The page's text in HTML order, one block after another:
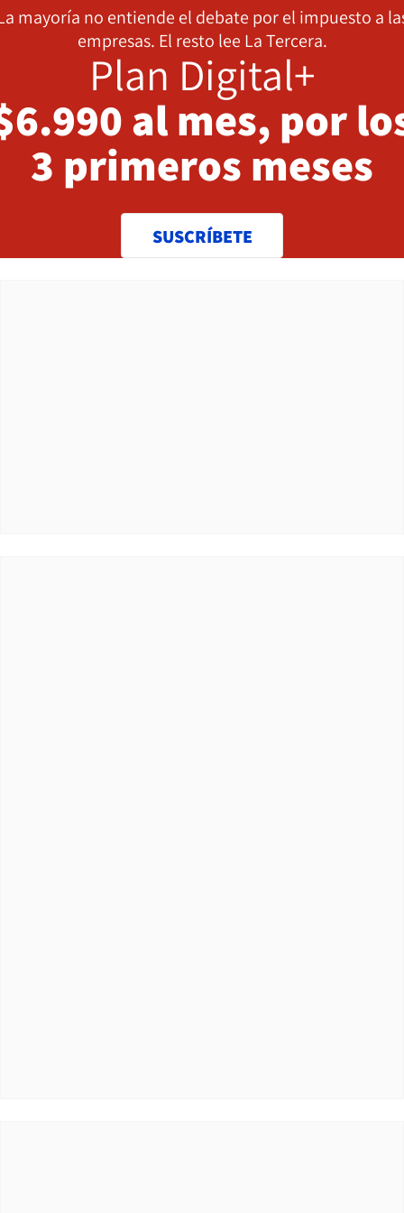
mayoría no entiende el debate por el impuesto a
empresas. El resto lee La Tercera.
Plan Digital+
al mes, por
3 primeros meses
SUSCRÍBETE